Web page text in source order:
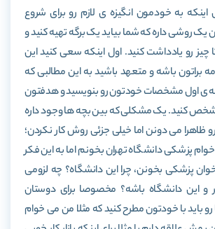
اینکه به خودمون انگیزه ی لازم رو برای شروع
یک روشی داره که شما بیاید یک برگه تهیه کنید و
چیز رو یادداشت کنید. اول اینکه سعی کنید این
براتون باشه و متعهد باشید به این مطالبی که
ی اول مشخصات خودتون رو بنویسید و هدفتون
کنید. یک مشکلی که بین بچه ها وجود داره
ظاهرا می دونن اما خیلی جزئی روش کار نکردن؛
پزشکی دانشگاه تهران بخونم اما به این فکر
پزشکی بخونن، چرا این دانشگاه؟ چه لزومی
و این دانشگاه باشه؟ مخصوصا برای دوستان
باید با خودتون مطرح کنید که مثلا من می خوام